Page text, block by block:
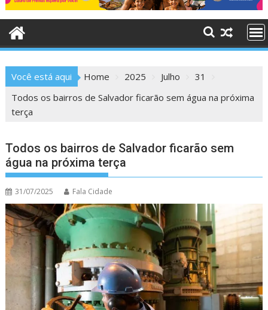
Você está aqui Home 2025 Julho
31
Todos os bairros de Salvador ficarão sem água na próxima
terça
Todos os bairros de Salvador ficarão sem
água na próxima terça
31/07/2025 Fala Cidade